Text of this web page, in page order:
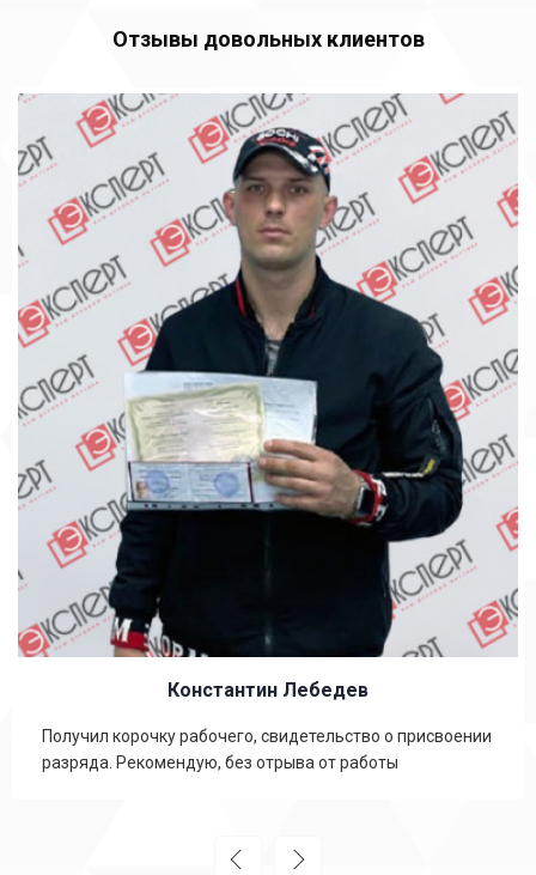
Отзывы довольных клиентов
Константин Лебедев
Получил корочку рабочего, свидетельство о присвоении
разряда. Рекомендую, без отрыва от работы